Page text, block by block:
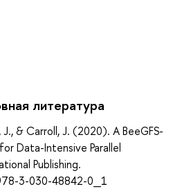
литература
J., & Carroll, J. (2020). A BeeGFS-
Data-Intensive Parallel
Publishing.
3-030-48842-0_1